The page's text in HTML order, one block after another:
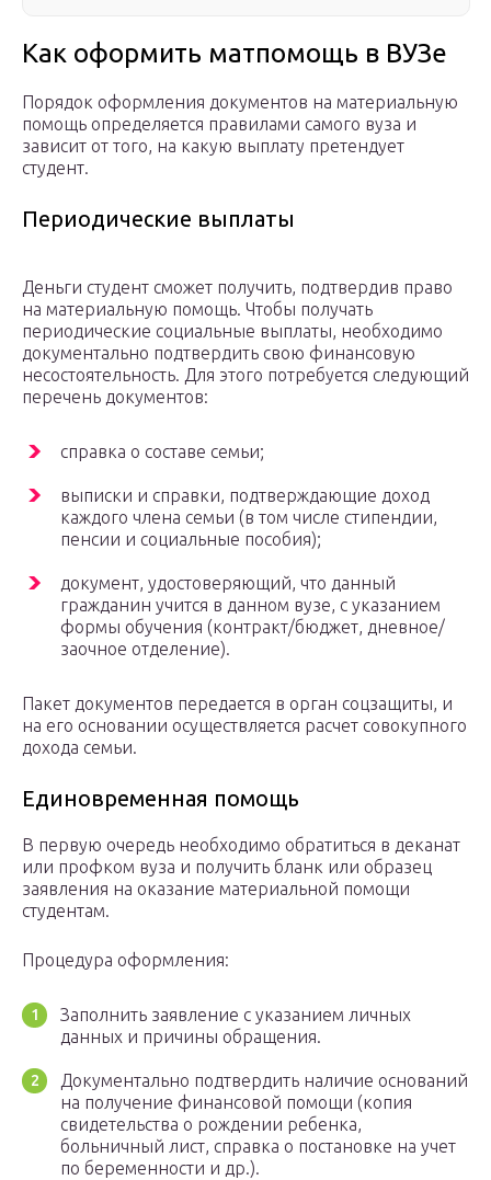
Как оформить матпомощь в ВУЗе
Порядок оформления документов на материальную
помощь определяется правилами самого вуза и
зависит от того, на какую выплату претендует
студент.
Периодические выплаты
Деньги студент сможет получить, подтвердив право
на материальную помощь. Чтобы получать
периодические социальные выплаты, необходимо
документально подтвердить свою финансовую
несостоятельность. Для этого потребуется следующий
перечень документов:
справка о составе семьи;
выписки и справки, подтверждающие доход
каждого члена семьи (в том числе стипендии,
пенсии и социальные пособия);
документ, удостоверяющий, что данный
гражданин учится в данном вузе, с указанием
формы обучения (контракт/бюджет, дневное/
заочное отделение).
Пакет документов передается в орган соцзащиты, и
на его основании осуществляется расчет совокупного
дохода семьи.
Единовременная помощь
В первую очередь необходимо обратиться в деканат
или профком вуза и получить бланк или образец
заявления на оказание материальной помощи
студентам.
Процедура оформления:
Заполнить заявление с указанием личных
данных и причины обращения.
Документально подтвердить наличие оснований
на получение финансовой помощи (копия
свидетельства о рождении ребенка,
больничный лист, справка о постановке на учет
по беременности и др.).